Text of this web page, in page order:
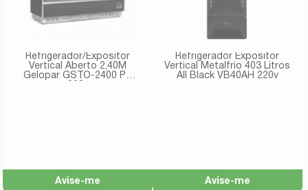
Refrigerador/Expositor
Vertical Aberto 2,40M
Gelopar GSTO-2400 PR
Avise-me
Refrigerador Expositor
Vertical Metalfrio 403 Litros
All Black VB40AH 220v
Avise-me